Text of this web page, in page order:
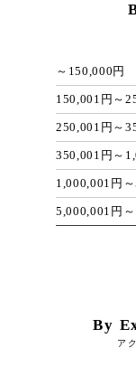
～150,000円
150,001円～
250,001円～
350,001円～
1,000,001円
5,000,001円～
By
ア